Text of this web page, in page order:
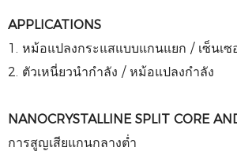
APPLICATIONS
1. หม้อแปลงกระแสแบบแกนแยก / เซ็นเซ
2. ตัวเหนี่ยวนำกำลัง / หม้อแปลงกำลัง
NANOCRYSTALLINE SPLIT CORE
การสูญเสียแกนกลางต่ำ